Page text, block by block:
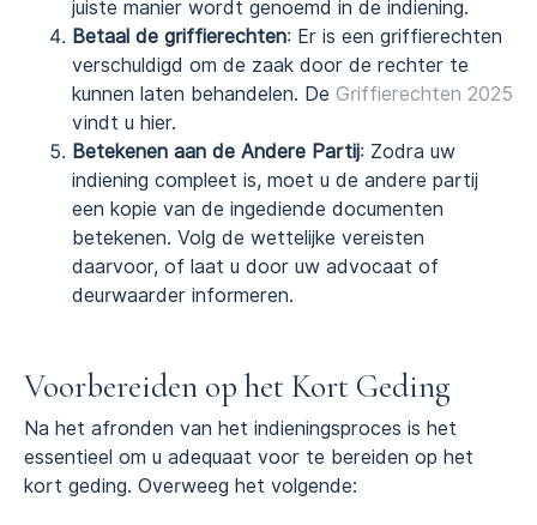
juiste manier wordt genoemd in de indiening.
Betaal de griffierechten: Er is een griffierechten
verschuldigd om de zaak door de rechter te
kunnen laten behandelen. De Griffierechten 2025
vindt u hier.
Betekenen aan de Andere Partij: Zodra uw
indiening compleet is, moet u de andere partij
een kopie van de ingediende documenten
betekenen. Volg de wettelijke vereisten
daarvoor, of laat u door uw advocaat of
deurwaarder informeren.
Voorbereiden op het Kort Geding
Na het afronden van het indieningsproces is het
essentieel om u adequaat voor te bereiden op het
kort geding. Overweeg het volgende: